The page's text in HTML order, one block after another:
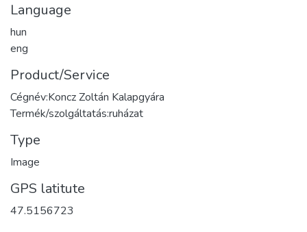
Language
hun
eng
Product/Service
Cégnév:Koncz Zoltán Kalapgyára
Termék/szolgáltatás:ruházat
Type
Image
GPS latitute
47.5156723